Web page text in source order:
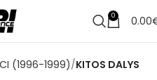
0 0.00
(1996-1999) KITOS DALYS